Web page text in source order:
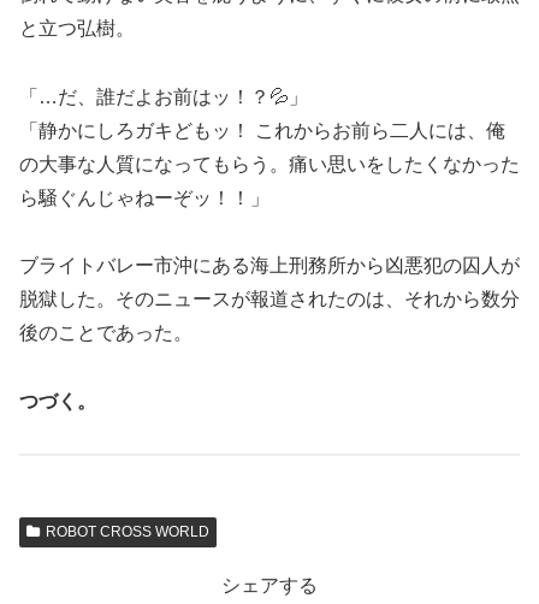
と立つ弘樹。
「…だ、誰だよお前はッ！？💦」
「静かにしろガキどもッ！ これからお前ら二人には、俺
の大事な人質になってもらう。痛い思いをしたくなかった
ら騒ぐんじゃねーぞッ！！」
ブライトバレー市沖にある海上刑務所から凶悪犯の囚人が
脱獄した。そのニュースが報道されたのは、それから数分
後のことであった。
つづく。
ROBOT CROSS WORLD
シェアする